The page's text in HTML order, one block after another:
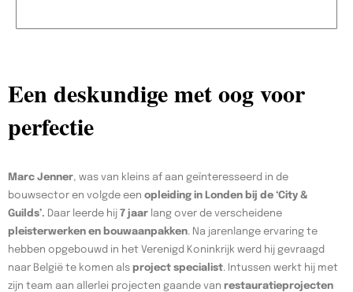
Een deskundige met oog voor
perfectie
Marc Jenner, was van kleins af aan geïnteresseerd in de
bouwsector en volgde een opleiding in Londen bij de ‘City &
Guilds’. Daar leerde hij 7 jaar lang over de verscheidene
pleisterwerken en bouwaanpakken. Na jarenlange ervaring te
hebben opgebouwd in het Verenigd Koninkrijk werd hij gevraagd
naar België te komen als project specialist. Intussen werkt hij met
zijn team aan allerlei projecten gaande van restauratieprojecten